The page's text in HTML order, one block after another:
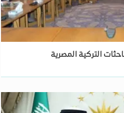
التركية المصرية